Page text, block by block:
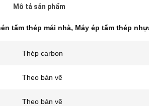
Mô tả sản phẩm
tấm thép mái nhà, Máy ép tấm thép
Thép carbon
Theo bản vẽ
Theo bản vẽ